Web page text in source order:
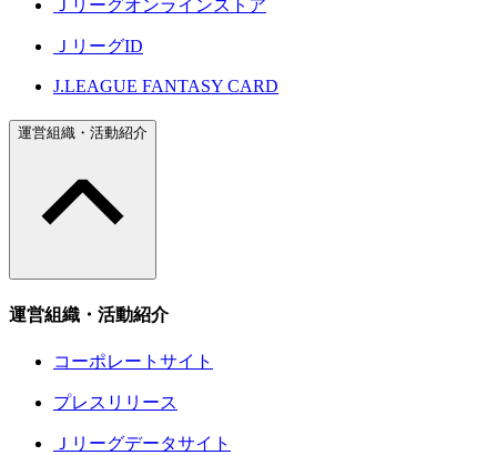
Ｊリーグオンラインストア
ＪリーグID
J.LEAGUE FANTASY CARD
運営組織・活動紹介
運営組織・活動紹介
コーポレートサイト
プレスリリース
Ｊリーグデータサイト